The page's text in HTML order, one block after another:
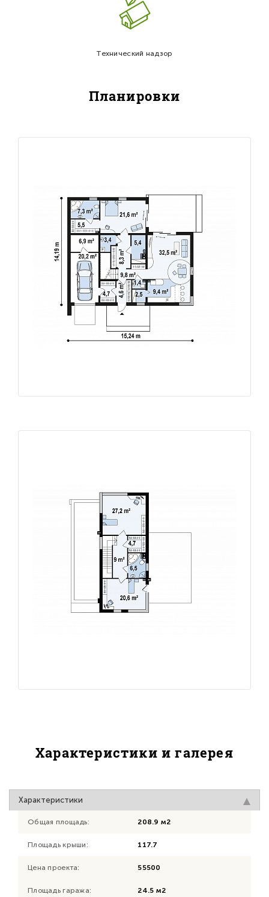
Технический надзор
Планировки
Характеристики и галерея
Характеристики
Общая площадь: 208.9 м2
Площадь крыши: 117.7
Цена проекта: 55500
Площадь гаража: 24.5 м2